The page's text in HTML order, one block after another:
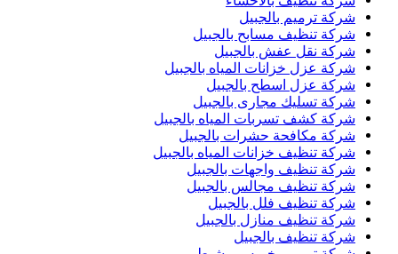
شركة ترميم بالجبيل
شركة تنظيف مسابح بالجبيل
شركة نقل عفش بالجبيل
شركة عزل خزانات المياه بالجبيل
شركة عزل اسطح بالجبيل
شركة تسليك مجارى بالجبيل
شركة كشف تسربات المياه بالجبيل
شركة مكافحة حشرات بالجبيل
شركة تنظيف خزانات المياه بالجبيل
شركة تنظيف واجهات بالجبيل
شركة تنظيف مجالس بالجبيل
شركة تنظيف فلل بالجبيل
شركة تنظيف منازل بالجبيل
شركة تنظيف بالجبيل